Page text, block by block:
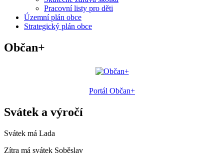
Pracovní listy pro děti
Územní plán obce
Strategický plán obce
Občan+
Portál Občan+
Svátek a výročí
Svátek má Lada
Zítra má svátek Soběslav